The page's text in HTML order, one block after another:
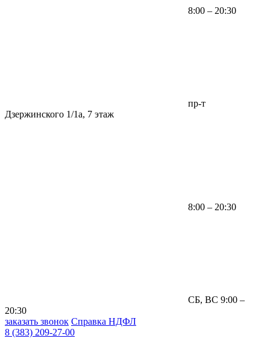
8:00 – 20:30
пр-т
Дзержинского 1/1а, 7 этаж
8:00 – 20:30
СБ, ВС 9:00 –
20:30
заказать звонок Справка НДФЛ
8 (383) 209-27-00